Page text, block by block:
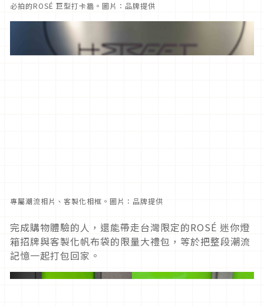
必拍的ROSÉ 巨型打卡牆。圖片：品牌提供
專屬潮流相片、客製化相框。圖片：品牌提供
完成購物體驗的人，還能帶走台灣限定的ROSÉ 迷你燈
箱招牌與客製化帆布袋的限量大禮包，等於把整段潮流
記憶一起打包回家。